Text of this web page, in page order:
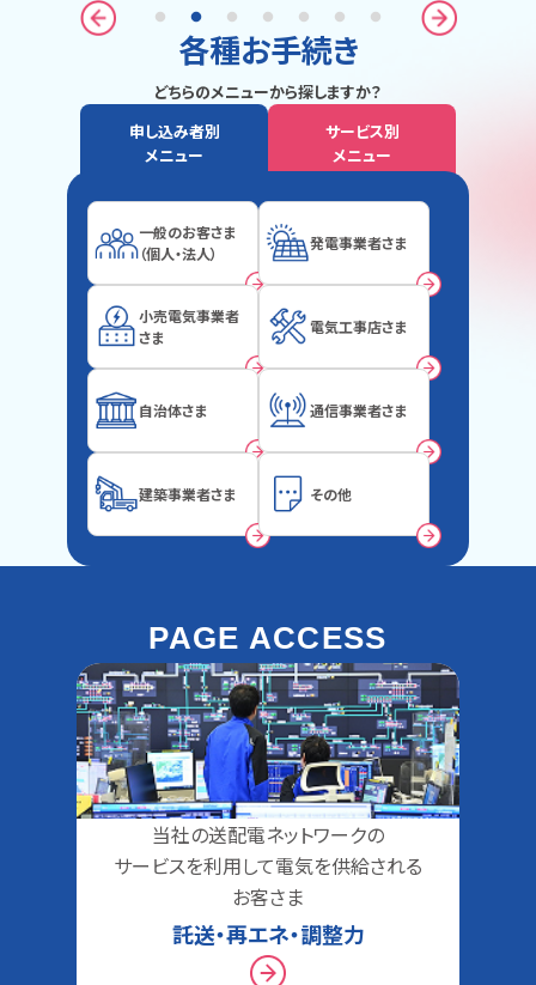
各種お手続き
どちらのメニューから探しますか？
申し込み者別
メニュー
サービス別
メニュー
一般のお客さま
（個人・法人）
発電事業者さま
小売電気事業者
さま
電気工事店さま
自治体さま 通信事業者さま
建築事業者さま その他
PAGE ACCESS
当社の送配電ネットワークの
サービスを利用して電気を供給される
お客さま
託送・再エネ・調整力